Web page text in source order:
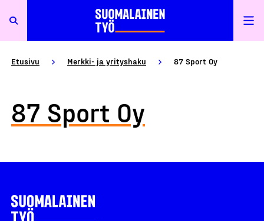
Etusivu Merkki- ja yrityshaku 87 Sport Oy
87 Sport Oy